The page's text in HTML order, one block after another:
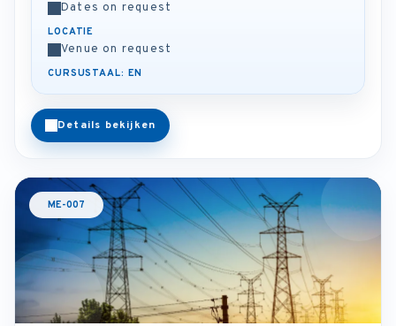
Dates on request
LOCATIE
Venue on request
CURSUSTAAL: EN
Details bekijken
ME-007